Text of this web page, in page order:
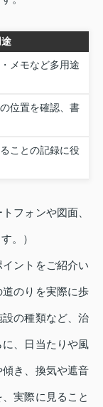
メモなど多用途
位置を確認、書
ことの記録に役
フォンや図面、
。）
ントをご紹介い
のりを実際に歩
の種類など、治
、日当たりや風
き、換気や遮音
実際に見ること